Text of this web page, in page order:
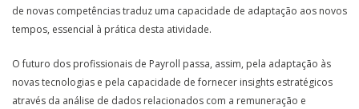
de novas competências traduz uma capacidade de adaptação aos novos
tempos, essencial à prática desta atividade.
O futuro dos profissionais de Payroll passa, assim, pela adaptação às
novas tecnologias e pela capacidade de fornecer insights estratégicos
através da análise de dados relacionados com a remuneração e